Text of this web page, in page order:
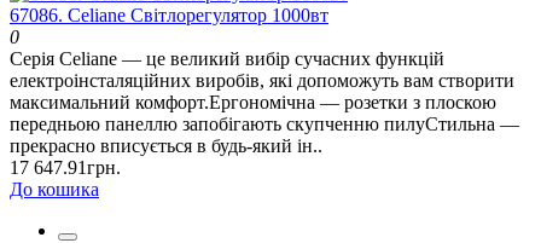
67086. Celiane Світлорегулятор 1000вт
0
Серія Celiane — це великий вибір сучасних функцій
електроінсталяційних виробів, які допоможуть вам створити
максимальний комфорт.Ергономічна — розетки з плоскою
передньою панеллю запобігають скупченню пилуСтильна —
прекрасно вписується в будь-який ін..
17 647.91грн.
До кошика